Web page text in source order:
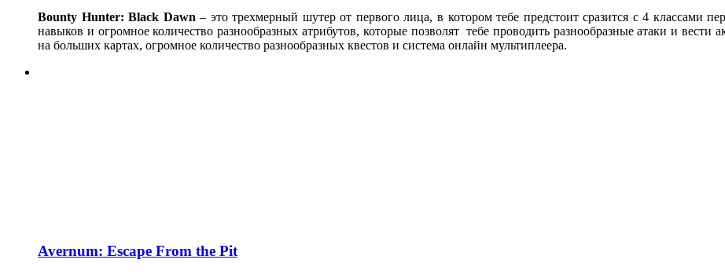
Bounty Hunter: Black Dawn – это трехмерный шутер от первого лица, в котором тебе предстоит сразится с 4 классами
навыков и огромное количество разнообразных атрибутов, которые позволят тебе проводить разнообразные атаки и вести
на больших картах, огромное количество разнообразных квестов и система онлайн мультиплеера.
Avernum: Escape From the Pit